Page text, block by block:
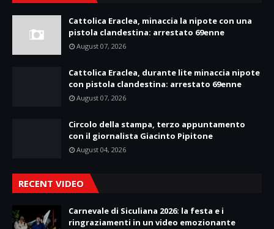
Cattolica Eraclea, minaccia la nipote con una
pistola clandestina: arrestato 69enne
August 07, 2026
Cattolica Eraclea, durante lite minaccia nipote
con pistola clandestina: arrestato 69enne
August 07, 2026
Circolo della stampa, terzo appuntamento
con il giornalista Giacinto Pipitone
August 04, 2026
RECENT VIDEO
Carnevale di Siculiana 2026: la festa e i
ringraziamenti in un video emozionante